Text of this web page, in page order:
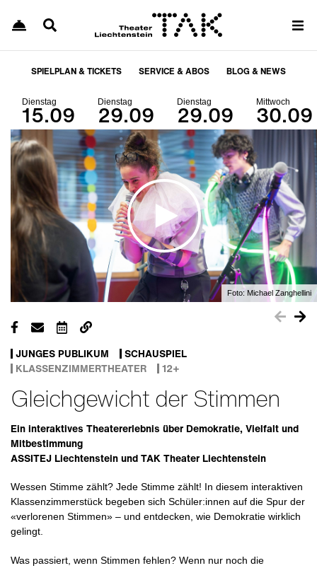
SPIELPLAN & TICKETS SERVICE & ABOS BLOG & NEWS
Dienstag
15.09 Dienstag
29.09 Dienstag
29.09 Mittwoch
30.09
Foto: Michael Zanghellini
JUNGES PUBLIKUM
SCHAUSPIEL
KLASSENZIMMERTHEATER
12+
Gleichgewicht der Stimmen
Ein interaktives Theatererlebnis über Demokratie, Vielfalt und
Mitbestimmung
ASSITEJ Liechtenstein und TAK Theater Liechtenstein
Wessen Stimme zählt? Jede Stimme zählt! In diesem interaktiven
Klassenzimmerstück begeben sich Schüler:innen auf die Spur der
«verlorenen Stimmen» – und entdecken, wie Demokratie wirklich
gelingt.
Was passiert, wenn Stimmen fehlen? Wenn nur noch die